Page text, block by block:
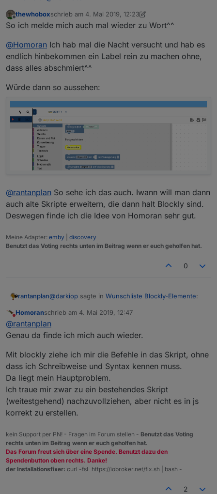
in der Block-Auswahl eine horizontale Trennlinie?
Oben BASIC
richtigen Kontext
Wenn möglich mit den Überschriften
Offline
thewhoboxschrieb am 4. Mai 2019, 12:23
zuletzt editiert von thewhobox5. Apr. 2019, 14:24
So ich melde mich auch mal wieder zu Wort^^
@Homoran Ich hab mal die Nacht versucht und hab es
endlich hinbekommen ein Label rein zu machen ohne,
dass alles abschmiert^^
Würde dann so aussehen:
@rantanplan So sehe ich das auch. Iwann will man dann
auch alte Skripte erweitern, die dann halt Blockly sind.
Deswegen finde ich die Idee von Homoran sehr gut.
Meine Adapter: emby
discovery
Benutzt das Voting rechts unten im Beitrag wenn er euch geholfen hat.
0
rantanplan@darkiop sagte in Wunschliste Blockly-Elemente:
Ja die Hauptzielgruppe ist sicher der
Aber auch der fortgeschrittene nutzt sicher an
der ein oder anderen Stelle Blockly. Ich finde
es für SmartHome Themen sehr nützlich mit
Blockly zu arbeiten.
Aus Anfängern werden machmal Fortgeschrittene.
Da sollte Blockly keine Einbahnstrasse sein.
Den Spruch "na dann sollen die doch JS lernen"
finde ich immer sehr unangebracht und weltfremd.
Blockly sollte/muss erweitert werden, aber immer
mit dem Hintergrund, das es Blockly ist.
Nicht stören
Homoranschrieb am 4. Mai 2019, 12:47
zuletzt editiert von
@rantanplan
Genau da finde ich mich auch wieder.
Mit blockly ziehe ich mir die Befehle in das Skript, ohne
dass ich Schreibweise und Syntax kennen muss.
Da liegt mein Hauptproblem.
Ich traue mir zwar zu ein bestehendes Skript
(weitestgehend) nachzuvollziehen, aber nicht es in js
korrekt zu erstellen.
kein Support per PN! - Fragen im Forum stellen - Benutzt das Voting
rechts unten im Beitrag wenn er euch geholfen hat.
Das Forum freut sich über eine Spende. Benutzt dazu den
Spendenbutton oben rechts. Danke!
der Installationsfixer: curl -fsL https://iobroker.net/fix.sh | bash -
2